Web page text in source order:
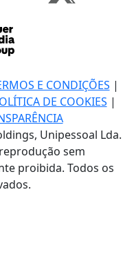
E CONDIÇÕES |
DE COOKIES |
Unipessoal Lda.
sem
proibida. Todos os